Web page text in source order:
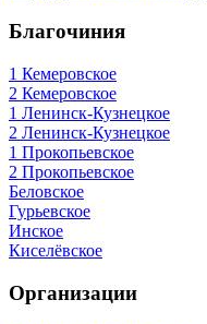
Благочиния
1 Кемеровское
2 Кемеровское
1 Ленинск-Кузнецкое
2 Ленинск-Кузнецкое
1 Прокопьевское
2 Прокопьевское
Беловское
Гурьевское
Инское
Киселёвское
Организации